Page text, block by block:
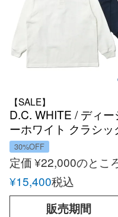
【SALE】
D.C. WHITE / ディー
ーホワイト クラシッ
ラガーシャツ
30%OFF
定価¥22,000のとこ
¥15,400税込
販売期間